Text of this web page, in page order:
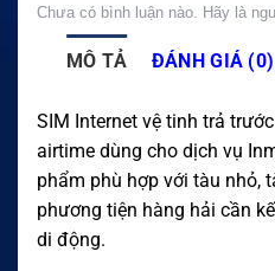
Chưa có bình luận nào. Hãy là
MÔ TẢ ĐÁNH GIÁ (0)
SIM Internet vệ tinh trả
airtime dùng cho dịch vụ
phẩm phù hợp với tàu nhỏ,
phương tiện hàng hải cần
di động.